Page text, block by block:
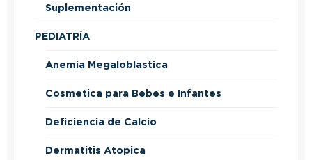
Suplementación
PEDIATRÍA
Anemia Megaloblastica
Cosmetica para Bebes e Infantes
Deficiencia de Calcio
Dermatitis Atopica